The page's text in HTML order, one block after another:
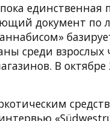
единственная
документ по
среди взрослых
В октябре